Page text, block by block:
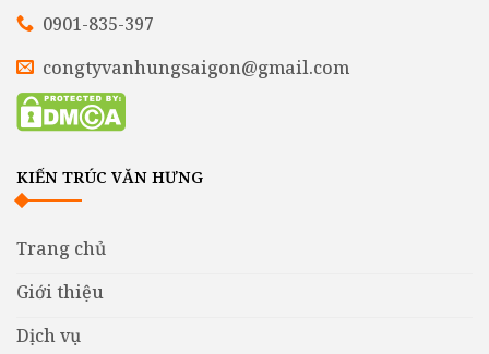
0901-835-397
congtyvanhungsaigon@gmail.com
KIẾN TRÚC VĂN HƯNG
Trang chủ
Giới thiệu
Dịch vụ